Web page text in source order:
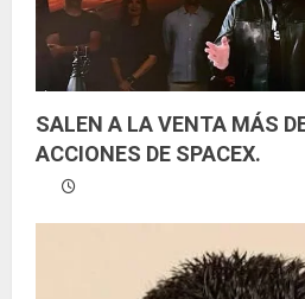
o
SALEN A LA VENTA MÁS
ACCIONES DE SPACEX.